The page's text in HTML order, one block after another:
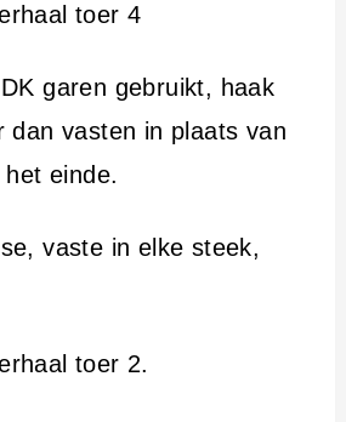
toer 4
garen gebruikt, haak
dan vasten in plaats van
einde.
vaste in elke steek,
toer 2.